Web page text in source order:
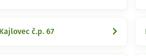
Kajlovec č.p. 67